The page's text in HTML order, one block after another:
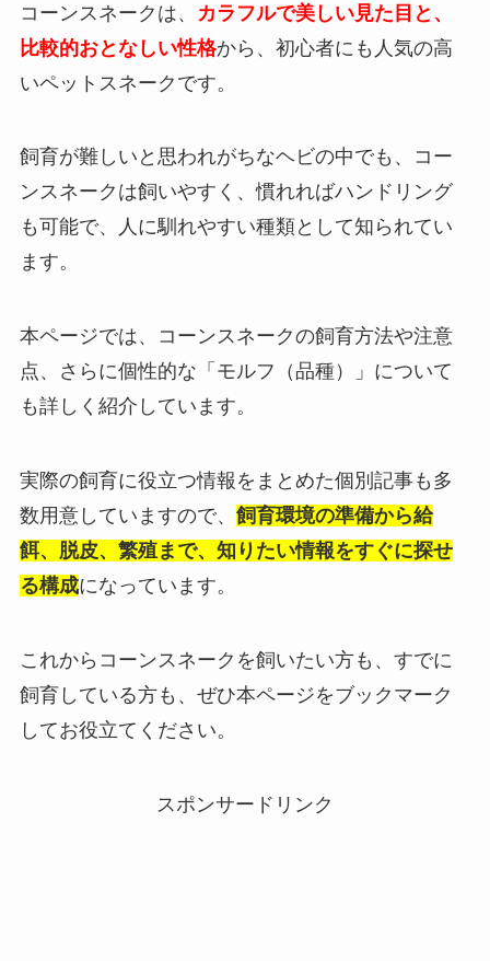
コーンスネークは、
カラフルで美しい見た目と、
比較的おとなしい性格から、初心者にも人気の高
いペットスネークです。
飼育が難しいと思われがちなヘビの中でも、コー
ンスネークは飼いやすく、慣れればハンドリング
も可能で、人に馴れやすい種類として知られてい
ます。
本ページでは、コーンスネークの飼育方法や注意
点、さらに個性的な「モルフ（品種）」について
も詳しく紹介しています。
実際の飼育に役立つ情報をまとめた個別記事も多
数用意していますので、 飼育環境の準備から給
餌、脱皮、繁殖まで、知りたい情報をすぐに探せ
る構成になっています。
これからコーンスネークを飼いたい方も、すでに
飼育している方も、ぜひ本ページをブックマーク
してお役立てください。
スポンサードリンク